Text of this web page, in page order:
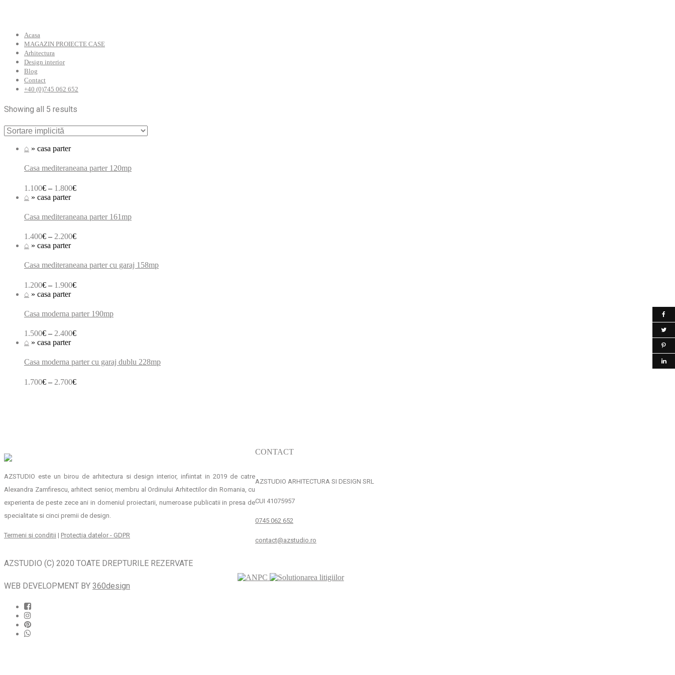
Acasa
MAGAZIN PROIECTE CASE
Arhitectura
Design interior
Blog
Contact
+40 (0)745 062 652
Showing all 5 results
⌂ » casa parter
Casa mediteraneana parter 120mp
1.100€ – 1.800€
⌂ » casa parter
Casa mediteraneana parter 161mp
1.400€ – 2.200€
⌂ » casa parter
Casa mediteraneana parter cu garaj 158mp
1.200€ – 1.900€
⌂ » casa parter
Casa moderna parter 190mp
1.500€ – 2.400€
⌂ » casa parter
Casa moderna parter cu garaj dublu 228mp
1.700€ – 2.700€
AZSTUDIO este un birou de arhitectura si design interior, infiintat in 2019 de catre
Alexandra Zamfirescu, arhitect senior, membru al Ordinului Arhitectilor din Romania, cu
experienta de peste zece ani in domeniul proiectarii, numeroase publicatii in presa de
specialitate si cinci premii de design.
Termeni si conditii | Protectia datelor - GDPR
CONTACT
AZSTUDIO ARHITECTURA SI DESIGN SRL
CUI 41075957
0745 062 652
contact@azstudio.ro
AZSTUDIO (C) 2020 TOATE DREPTURILE REZERVATE
WEB DEVELOPMENT BY 360design